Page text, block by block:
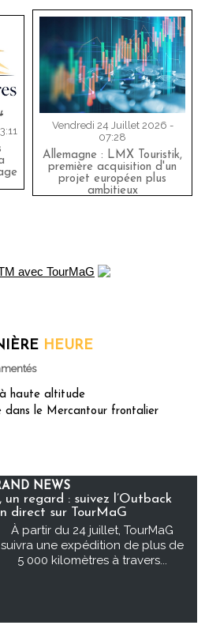
Vendredi 24 Juillet 2026 -
07:28
Allemagne : LMX Touristik,
première acquisition d'un
projet européen plus
ambitieux
HEURE
haute altitude
dans le Mercantour frontalier
NEWS
un regard : suivez l’Outback
direct sur TourMaG
À partir du 24 juillet, TourMaG
suivra une expédition de plus de
5 000 kilomètres à travers...